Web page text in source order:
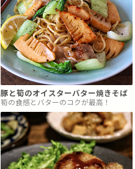
豚と筍のオイスターバター焼きそば
筍の食感とバターのコクが最高！